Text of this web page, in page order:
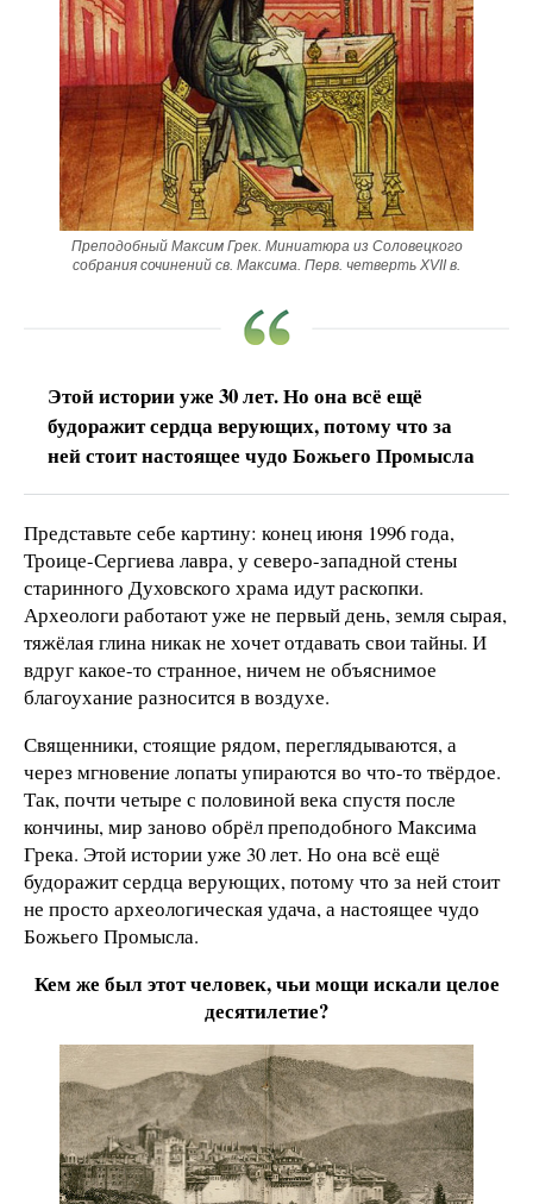
Преподобный Максим Грек. Миниатюра из Соловецкого
собрания сочинений св. Максима. Перв. четверть XVII в.
Этой истории уже 30 лет. Но она всё ещё
будоражит сердца верующих, потому что за
ней стоит настоящее чудо Божьего Промысла
Представьте себе картину: конец июня 1996 года,
Троице-Сергиева лавра, у северо-западной стены
старинного Духовского храма идут раскопки.
Археологи работают уже не первый день, земля сырая,
тяжёлая глина никак не хочет отдавать свои тайны. И
вдруг какое-то странное, ничем не объяснимое
благоухание разносится в воздухе.
Священники, стоящие рядом, переглядываются, а
через мгновение лопаты упираются во что-то твёрдое.
Так, почти четыре с половиной века спустя после
кончины, мир заново обрёл преподобного Максима
Грека. Этой истории уже 30 лет. Но она всё ещё
будоражит сердца верующих, потому что за ней стоит
не просто археологическая удача, а настоящее чудо
Божьего Промысла.
Кем же был этот человек, чьи мощи искали целое
десятилетие?